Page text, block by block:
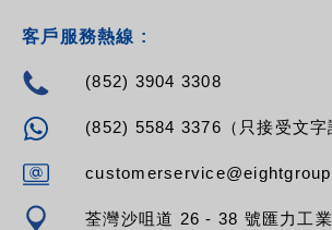
客戶服務熱線 :
(852) 3904 3308
(852) 5584 3376（只接受文字
荃灣沙咀道 26 - 38 號匯力工